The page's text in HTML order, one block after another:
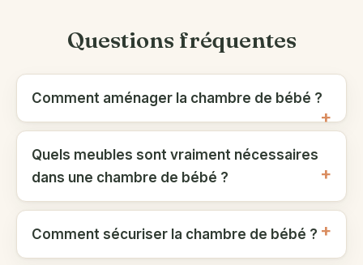
Questions fréquentes
Comment aménager la chambre de bébé ?
Quels meubles sont vraiment nécessaires
dans une chambre de bébé ?
Comment sécuriser la chambre de bébé ?